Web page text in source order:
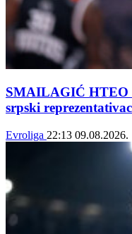
SMAILAGIĆ HTEO
srpski
Evroliga 22:13 09.08.2026.